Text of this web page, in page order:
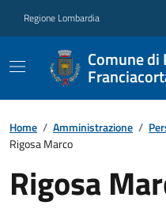
Regione Lombardia
Comune di
Home / Amministrazione /
Rigosa Marco
Rigosa